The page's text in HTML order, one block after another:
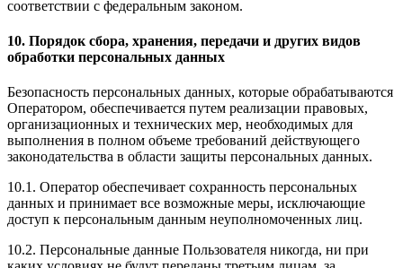
соответствии с федеральным законом.
10. Порядок сбора, хранения, передачи и других видов
обработки персональных данных
Безопасность персональных данных, которые обрабатываются
Оператором, обеспечивается путем реализации правовых,
организационных и технических мер, необходимых для
выполнения в полном объеме требований действующего
законодательства в области защиты персональных данных.
10.1. Оператор обеспечивает сохранность персональных
данных и принимает все возможные меры, исключающие
доступ к персональным данным неуполномоченных лиц.
10.2. Персональные данные Пользователя никогда, ни при